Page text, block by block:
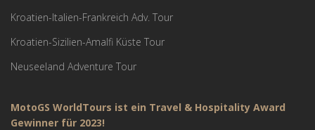
Kroatien-Italien-Frankreich Adv. Tour
Kroatien-Sizilien-Amalfi Küste Tour
Neuseeland Adventure Tour
MotoGS WorldTours ist ein Travel & Hospitality Award
Gewinner für 2023!